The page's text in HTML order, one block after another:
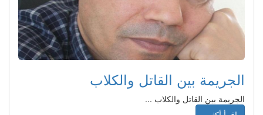
الجريمة بين القاتل والكلاب
الجريمة بين القاتل والكلاب ...